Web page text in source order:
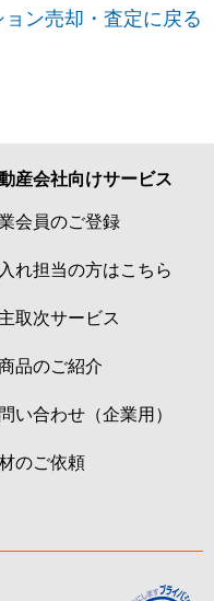
ン売却・査定に戻る
産会社向けサービス
会員のご登録
れ担当の方はこちら
取次サービス
品のご紹介
い合わせ（企業用）
のご依頼